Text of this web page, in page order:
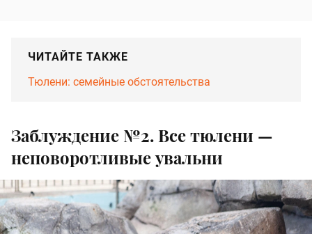
ЧИТАЙТЕ ТАКЖЕ
Тюлени: семейные обстоятельства
Заблуждение №2. Все тюлени —
неповоротливые увальни